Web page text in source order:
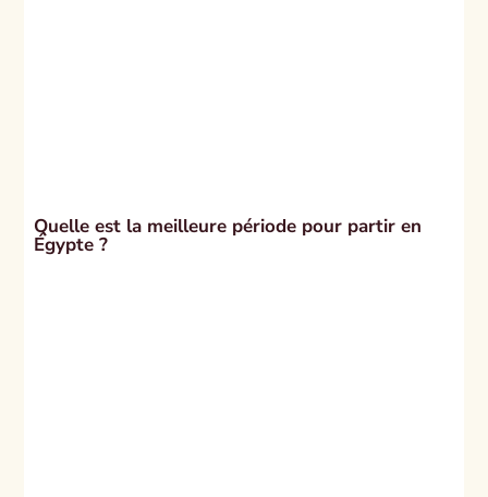
Quelle est la meilleure période pour partir en
Égypte ?